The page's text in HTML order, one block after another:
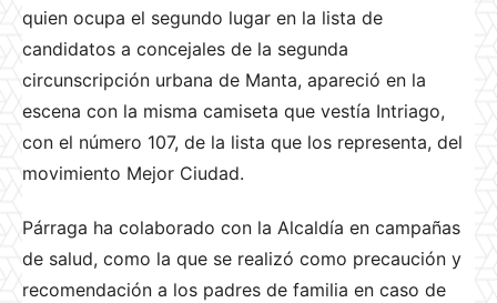
quien ocupa el segundo lugar en la lista de
candidatos a concejales de la segunda
circunscripción urbana de Manta, apareció en la
escena con la misma camiseta que vestía Intriago,
con el número 107, de la lista que los representa, del
movimiento Mejor Ciudad.
Párraga ha colaborado con la Alcaldía en campañas
de salud, como la que se realizó como precaución y
recomendación a los padres de familia en caso de